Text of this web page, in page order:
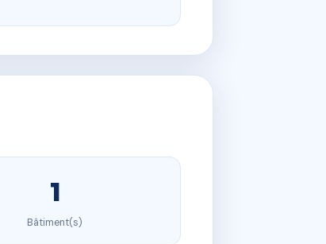
1
Bâtiment(s)